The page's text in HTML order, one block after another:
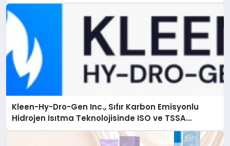
Kleen-Hy-Dro-Gen Inc., Sıfır Karbon Emisyonlu
Hidrojen Isıtma Teknolojisinde ISO ve TSSA
Düzenleyici Onaylarını Aldı